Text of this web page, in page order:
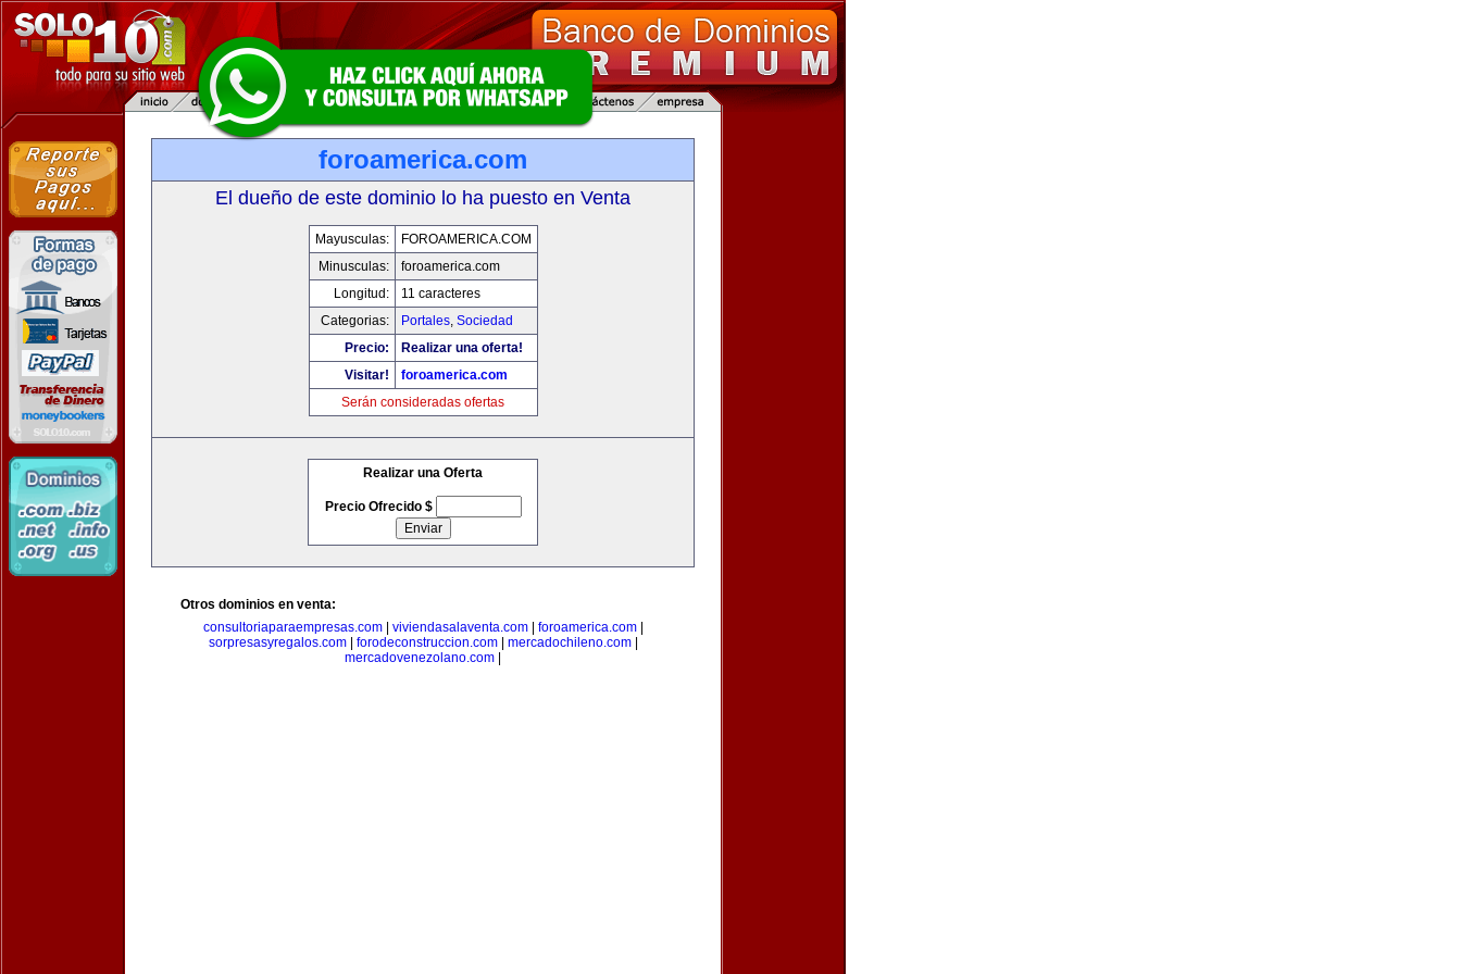
foroamerica.com
El dueño de este dominio lo ha puesto en Venta
Mayusculas:
FOROAMERICA.COM
Minusculas:
foroamerica.com
Longitud:
11 caracteres
Categorias:
Portales, Sociedad
Precio:
Realizar una oferta!
Visitar!
foroamerica.com
Serán consideradas ofertas
Realizar una Oferta
Precio Ofrecido $
Otros dominios en venta:
consultoriaparaempresas.com| viviendasalaventa.com| foroamerica.com|
sorpresasyregalos.com| forodeconstruccion.com| mercadochileno.com|
mercadovenezolano.com